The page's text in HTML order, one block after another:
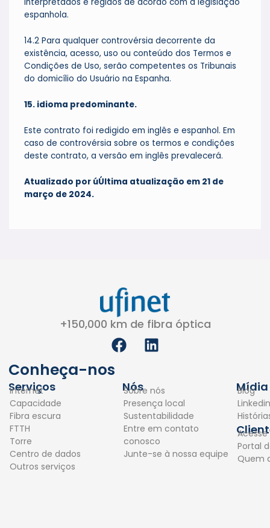
interpretados e regidos de acordo com a legislação
espanhola.
14.2 Para qualquer controvérsia decorrente da
existência, acesso, uso ou conteúdo dos Termos e
Condições de Uso, serão competentes os Tribunais
do domicílio do Usuário na Espanha.
15. idioma predominante.
Este contrato foi redigido em inglês e espanhol. Em
caso de controvérsia sobre os termos e condições
deste contrato, a versão em inglês prevalecerá.
Atualizado por úÚltima atualização em 21 de
março de 2024.
+150,000 km de fibra óptica
F
a
e
b
o
o
k
L
i
e
d
i
n
Conheça-nos
Serviços
Internet
Capacidade
Fibra escura
FTTH
Torre
Centro de dados
Outros serviços
Nós
Sobre nós
Presença local
Sustentabilidade
Entre em contato
conosco
Junte-se à nossa equipe
Mídia
Blog
Linkedin
Acesse
Portal
Quem